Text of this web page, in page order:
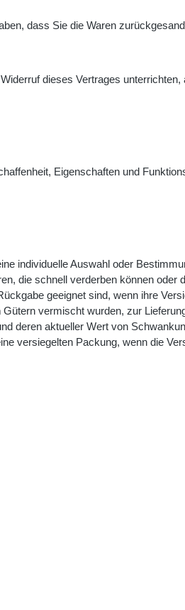
dass Sie die Waren
dieses Vertrages
Eigenschaften und
individuelle Auswahl oder
die schnell verderben können oder
geeignet sind, wenn ihre
vermischt wurden, zur
deren aktueller Wert von
versiegelten Packung, wenn die